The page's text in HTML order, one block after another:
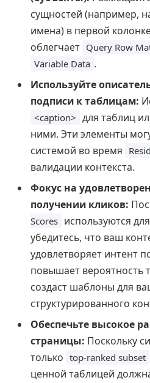
сущностей (например,
имена) в первой
облегчает Query Row
Variable Data .
Используйте
подписи к таблицам:
<caption> для таблиц
ними. Эти элементы
системой во время
валидации контекста.
Фокус на
получении кликов:
Scores используются
убедитесь, что ваш
удовлетворяет интент
повышает вероятность
создаст шаблоны для
структурированного
Обеспечьте высокое
страницы: Поскольку
только top-ranked subset
ценной таблицей